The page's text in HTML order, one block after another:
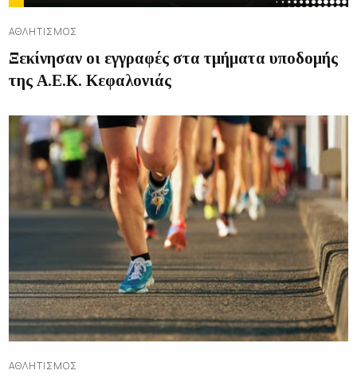
ΑΘΛΗΤΙΣΜΌΣ
Ξεκίνησαν οι εγγραφές στα τμήματα υποδομής
της Α.Ε.Κ. Κεφαλονιάς
ΑΘΛΗΤΙΣΜΌΣ